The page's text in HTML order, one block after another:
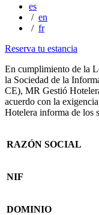
es
en
fr
Reserva tu estancia
En cumplimiento de la
la Sociedad de la
CE), MR Gestió
acuerdo con la
Hotelera informa de los
RAZÓN SOCIAL
NIF
DOMINIO